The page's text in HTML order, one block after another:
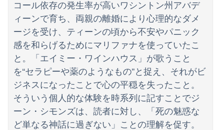
コール依存の発生率が高いワシントン州アバデ
ィーンで育ち、両親の離婚により心理的なダメ
ージを受け、ティーンの頃から不安やパニック
感を和らげるためにマリファナを使っていたこ
と。「エイミー・ワインハウス」が歌うこと
を“セラピーや薬のようなもの”と捉え、それがビ
ジネスになったことで心の平穏を失ったこと。
そういう個人的な体験を時系列に記すことでジ
ーン・シモンズは、読者に対し、「死の魅惑な
ど単なる神話に過ぎない」ことの理解を促す。